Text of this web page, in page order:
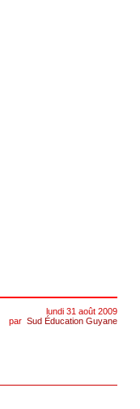
lundi 31 août 2009
par Sud Éducation Guyane